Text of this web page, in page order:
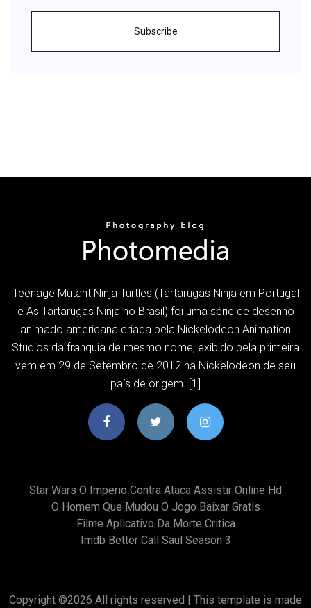
Subscribe
Teenage Mutant Ninja Turtles (Tartarugas Ninja em Portugal
e As Tartarugas Ninja no Brasil) foi uma série de desenho
animado americana criada pela Nickelodeon Animation
Studios da franquia de mesmo nome, exibido pela primeira
vem em 29 de Setembro de 2012 na Nickelodeon de seu
país de origem. [1]
Star Wars O Imperio Contra Ataca Assistir Online Hd
O Homem Que Mudou O Jogo Baixar Gratis
Filme Aplicativo Da Morte Critica
Imdb Better Call Saul Season 3
Copyright ©2026 All rights reserved | This template is made